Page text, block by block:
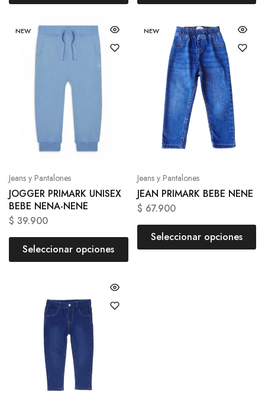
NEW
Jeans y Pantalones
JOGGER PRIMARK UNISEX
BEBE NENA-NENE
$ 39.900
Seleccionar opciones
NEW
Jeans y Pantalones
JEAN PRIMARK BEBE NENE
$ 67.900
Seleccionar opciones